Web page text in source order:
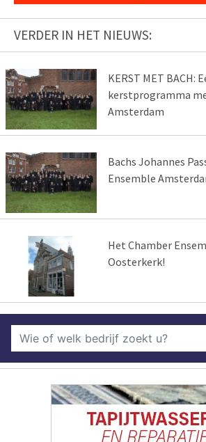
VERDER IN HET NIEUWS:
KERST MET BACH:
kerstprogramma
Amsterdam
Bachs Johannes
Ensemble
Het Chamber
Oosterkerk!